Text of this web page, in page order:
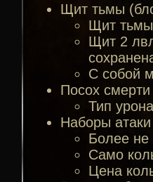
Щит тьмы
Щит тьмы
Щит 2
С собой
Посох
Тип
Наборы
Более не
Само
Цена